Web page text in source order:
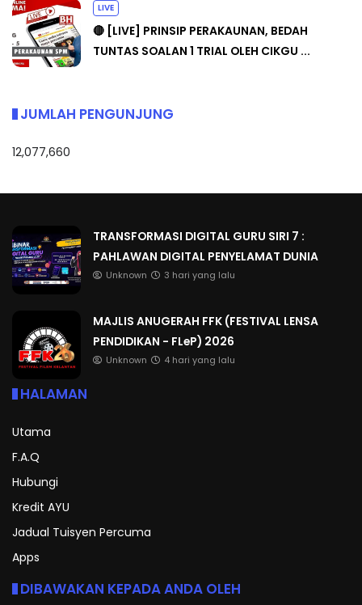
LIVE
🔴 [LIVE] PRINSIP PERAKAUNAN, BEDAH
TUNTAS SOALAN 1 TRIAL OLEH CIKGU ...
JUMLAH PENGUNJUNG
12,077,660
TRANSFORMASI DIGITAL GURU SIRI 7 :
PAHLAWAN DIGITAL PENYELAMAT DUNIA
Unknown 3 hari yang lalu
MAJLIS ANUGERAH FFK (FESTIVAL LENSA
PENDIDIKAN - FLeP) 2026
Unknown 4 hari yang lalu
HALAMAN
Utama
F.A.Q
Hubungi
Kredit AYU
Jadual Tuisyen Percuma
Apps
DIBAWAKAN KEPADA ANDA OLEH